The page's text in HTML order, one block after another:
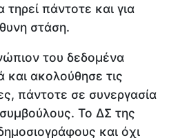
πάντοτε και για
στάση.
του δεδομένα
ακολούθησε τις
πάντοτε σε συνεργασία
Το ΔΣ της
και όχι